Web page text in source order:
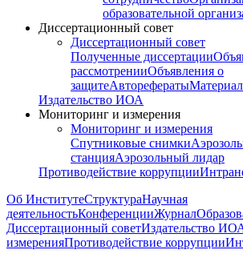
образовательной
Диссертационный совет
Диссертационный совет
Полученные диссертации
рассмотренииОбъявления о
защитеАвторефераты
Издательство ИОА
Мониторинг и измерения
Мониторинг и измерения
Спутниковые снимки
станцияАэрозольный лидар
Противодействие коррупции
Об ИнститутеСтруктураНаучная
деятельностьКонференцииЖурнал
Диссертационный советИздательство
измеренияПротиводействие коррупции